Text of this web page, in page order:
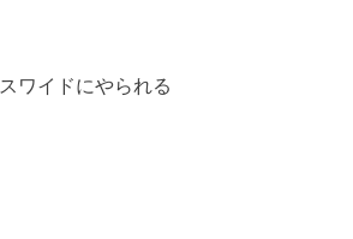
ワイドにやられる